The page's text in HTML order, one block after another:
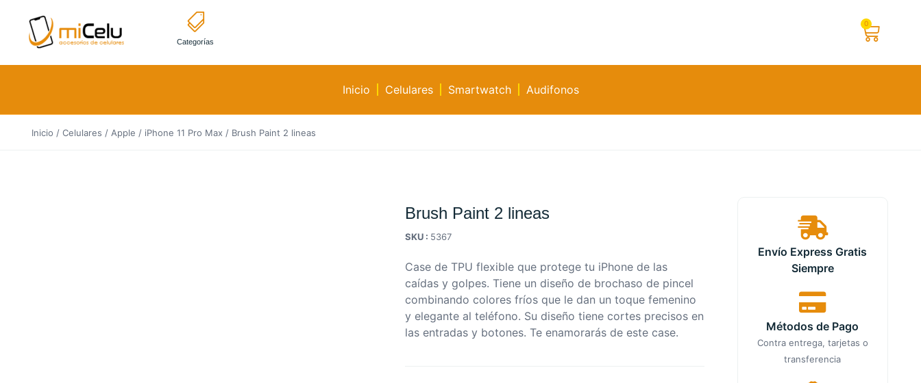
Categorías
0
Inicio Celulares Smartwatch Audifonos
Inicio / Celulares / Apple / iPhone 11 Pro Max / Brush Paint 2 lineas
Brush Paint 2 lineas
SKU : 5367
Case de TPU flexible que protege tu iPhone de las
caídas y golpes. Tiene un diseño de brochaso de pincel
combinando colores fríos que le dan un toque femenino
y elegante al teléfono. Su diseño tiene cortes precisos en
las entradas y botones. Te enamorarás de este case.
Envío Express Gratis
Siempre
Métodos de Pago
Contra entrega, tarjetas o
transferencia